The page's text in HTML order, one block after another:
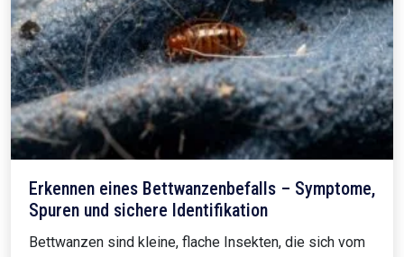
Erkennen eines Bettwanzenbefalls – Symptome,
Spuren und sichere Identifikation
Bettwanzen sind kleine, flache Insekten, die sich vom